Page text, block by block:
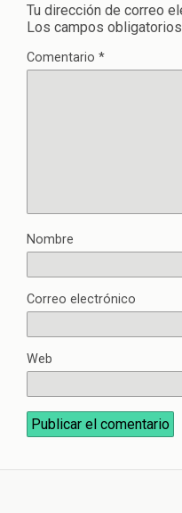
Tu dirección de correo
Los campos
Comentario *
Nombre
Correo electrónico
Web